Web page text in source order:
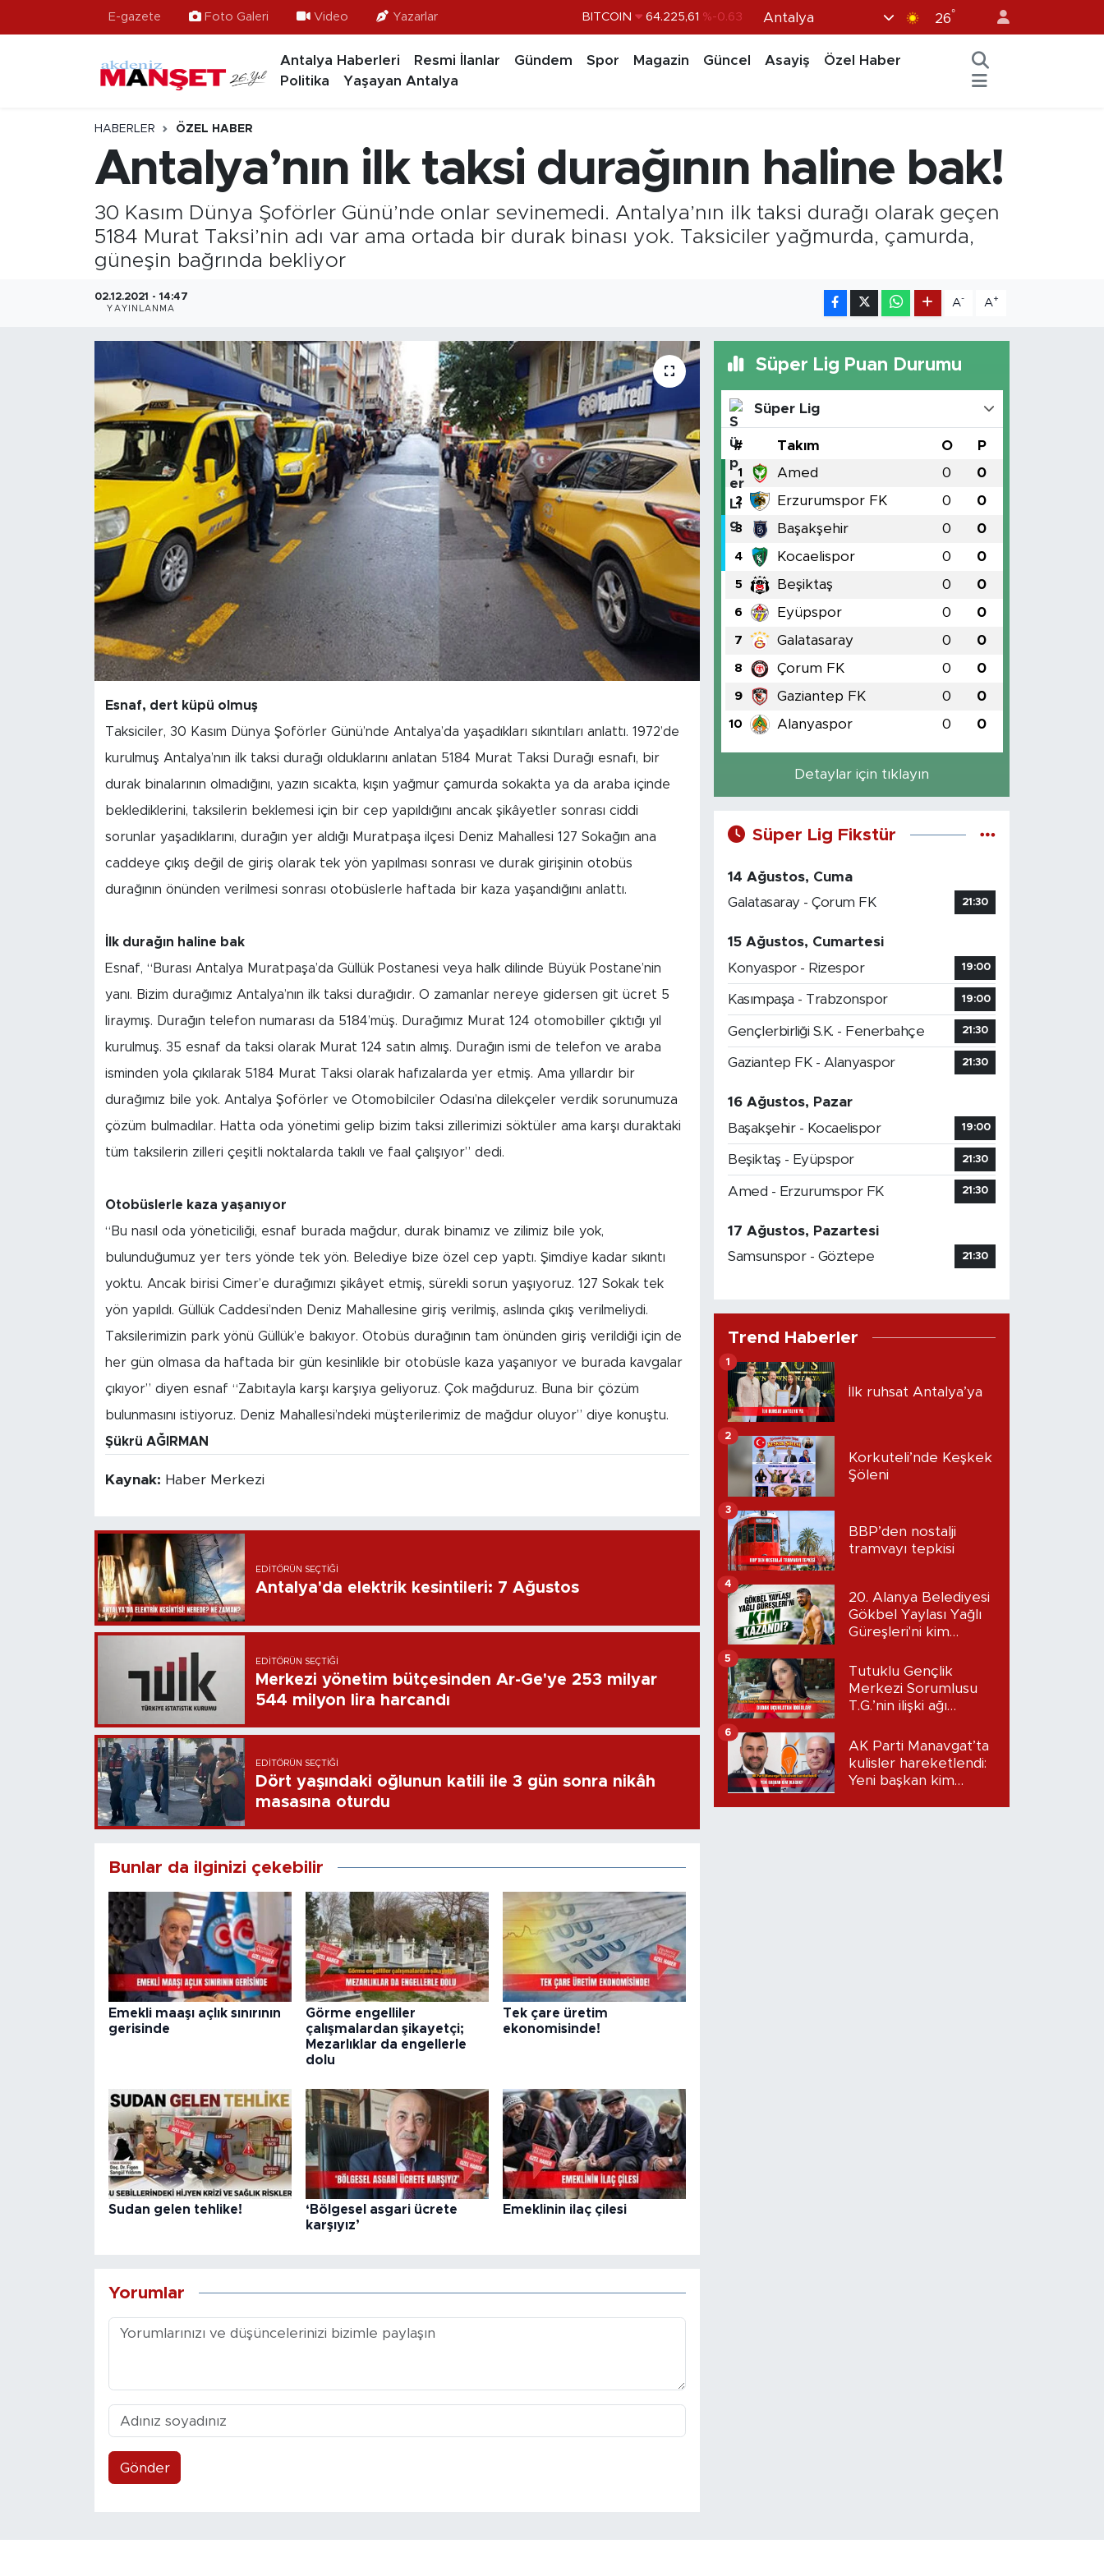
E-gazete Foto Galeri Video Yazarlar BITCOIN 64.225,61 %-0.63
BİST100 13.799 %70
Antalya 26°
Antalya Haberleri Resmi İlanlar Gündem Spor Magazin Güncel Asayiş
Özel Haber
Politika
Yaşayan Antalya
HABERLER ÖZEL HABER
Antalya’nın ilk taksi durağının haline bak!
30 Kasım Dünya Şoförler Günü’nde onlar sevinemedi. Antalya’nın ilk taksi durağı olarak geçen
5184 Murat Taksi’nin adı var ama ortada bir durak binası yok. Taksiciler yağmurda, çamurda,
güneşin bağrında bekliyor
02.12.2021 - 14:47
YAYINLANMA
A- A+
Esnaf, dert küpü olmuş
Taksiciler, 30 Kasım Dünya Şoförler Günü’nde Antalya’da yaşadıkları sıkıntıları anlattı. 1972’de
kurulmuş Antalya’nın ilk taksi durağı olduklarını anlatan 5184 Murat Taksi Durağı esnafı, bir
durak binalarının olmadığını, yazın sıcakta, kışın yağmur çamurda sokakta ya da araba içinde
beklediklerini, taksilerin beklemesi için bir cep yapıldığını ancak şikâyetler sonrası ciddi
sorunlar yaşadıklarını, durağın yer aldığı Muratpaşa ilçesi Deniz Mahallesi 127 Sokağın ana
caddeye çıkış değil de giriş olarak tek yön yapılması sonrası ve durak girişinin otobüs
durağının önünden verilmesi sonrası otobüslerle haftada bir kaza yaşandığını anlattı.
İlk durağın haline bak
Esnaf, “Burası Antalya Muratpaşa’da Güllük Postanesi veya halk dilinde Büyük Postane’nin
yanı. Bizim durağımız Antalya’nın ilk taksi durağıdır. O zamanlar nereye gidersen git ücret 5
liraymış. Durağın telefon numarası da 5184’müş. Durağımız Murat 124 otomobiller çıktığı yıl
kurulmuş. 35 esnaf da taksi olarak Murat 124 satın almış. Durağın ismi de telefon ve araba
isminden yola çıkılarak 5184 Murat Taksi olarak hafızalarda yer etmiş. Ama yıllardır bir
durağımız bile yok. Antalya Şoförler ve Otomobilciler Odası’na dilekçeler verdik sorunumuza
çözüm bulmadılar. Hatta oda yönetimi gelip bizim taksi zillerimizi söktüler ama karşı duraktaki
tüm taksilerin zilleri çeşitli noktalarda takılı ve faal çalışıyor” dedi.
Otobüslerle kaza yaşanıyor
“Bu nasıl oda yöneticiliği, esnaf burada mağdur, durak binamız ve zilimiz bile yok,
bulunduğumuz yer ters yönde tek yön. Belediye bize özel cep yaptı. Şimdiye kadar sıkıntı
yoktu. Ancak birisi Cimer’e durağımızı şikâyet etmiş, sürekli sorun yaşıyoruz. 127 Sokak tek
yön yapıldı. Güllük Caddesi’nden Deniz Mahallesine giriş verilmiş, aslında çıkış verilmeliydi.
Taksilerimizin park yönü Güllük’e bakıyor. Otobüs durağının tam önünden giriş verildiği için de
her gün olmasa da haftada bir gün kesinlikle bir otobüsle kaza yaşanıyor ve burada kavgalar
çıkıyor” diyen esnaf “Zabıtayla karşı karşıya geliyoruz. Çok mağduruz. Buna bir çözüm
bulunmasını istiyoruz. Deniz Mahallesi’ndeki müşterilerimiz de mağdur oluyor” diye konuştu.
Şükrü AĞIRMAN
Kaynak: Haber Merkezi
EDITÖRÜN SEÇTIĞI
Antalya'da elektrik kesintileri: 7 Ağustos
EDITÖRÜN SEÇTIĞI
Merkezi yönetim bütçesinden Ar-Ge'ye 253 milyar
544 milyon lira harcandı
EDITÖRÜN SEÇTIĞI
Dört yaşındaki oğlunun katili ile 3 gün sonra nikâh
masasına oturdu
Bunlar da ilginizi çekebilir
Emekli maaşı açlık sınırının
gerisinde
Görme engelliler
çalışmalardan şikayetçi;
Mezarlıklar da engellerle
dolu
Tek çare üretim
ekonomisinde!
Sudan gelen tehlike!
‘Bölgesel asgari ücrete
karşıyız’
Emeklinin ilaç çilesi
Yorumlar
Gönder
Süper Lig Puan Durumu
Süper Lig
# Takım O P
1 Amed 0 0
2 Erzurumspor FK 0 0
3 Başakşehir 0 0
4 Kocaelispor 0 0
5 Beşiktaş 0 0
6 Eyüpspor 0 0
7 Galatasaray 0 0
8 Çorum FK 0 0
9 Gaziantep FK 0 0
10 Alanyaspor 0 0
Detaylar için tıklayın
Süper Lig Fikstür
14 Ağustos, Cuma
Galatasaray - Çorum FK
21:30
15 Ağustos, Cumartesi
Konyaspor - Rizespor
19:00
Kasımpaşa - Trabzonspor 19:00
Gençlerbirliği S.K. - Fenerbahçe 21:30
Gaziantep FK - Alanyaspor 21:30
16 Ağustos, Pazar
Başakşehir - Kocaelispor
19:00
Beşiktaş - Eyüpspor 21:30
Amed - Erzurumspor FK 21:30
17 Ağustos, Pazartesi
Samsunspor - Göztepe
21:30
Trend Haberler
İlk ruhsat Antalya’ya
1
Korkuteli’nde Keşkek
Şöleni
2
BBP’den nostalji
tramvayı tepkisi
3
20. Alanya Belediyesi
Gökbel Yaylası Yağlı
Güreşleri'ni kim
4
Tutuklu Gençlik
Merkezi Sorumlusu
T.G.’nin ilişki ağı
Dudak uçuklatan
iddialar!
5
AK Parti Manavgat’ta
kulisler hareketlendi:
Yeni başkan kim
6
Ekonomi
Gündem
Magazin
Özel Haber
Politika
Resmi İlanlar
Turizm
Hava Durumu
Tüm Manşetler
Son Dakika Haberleri
Haber Arşivi